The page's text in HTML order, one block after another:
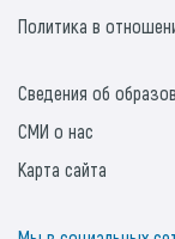
Политика в
Сведения об
СМИ о нас
Карта сайта